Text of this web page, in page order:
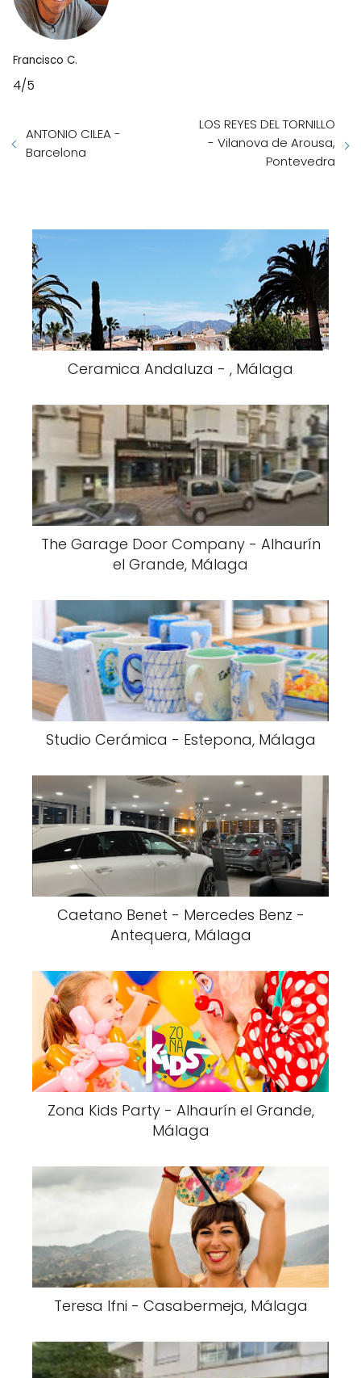
Francisco C.
4/5
ANTONIO CILEA -
Barcelona
LOS REYES DEL TORNILLO
- Vilanova de Arousa,
Pontevedra
Ceramica Andaluza - , Málaga
The Garage Door Company - Alhaurín
el Grande, Málaga
Studio Cerámica - Estepona, Málaga
Caetano Benet - Mercedes Benz -
Antequera, Málaga
Zona Kids Party - Alhaurín el Grande,
Málaga
Teresa Ifni - Casabermeja, Málaga